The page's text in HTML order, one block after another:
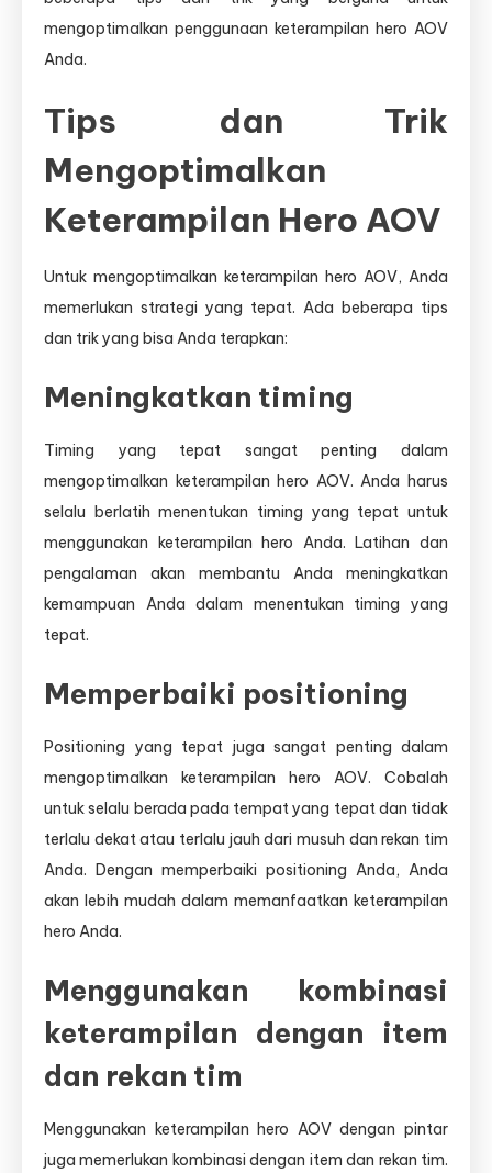
mengoptimalkan penggunaan keterampilan hero AOV
Anda.
Tips dan Trik
Mengoptimalkan
Keterampilan Hero AOV
Untuk mengoptimalkan keterampilan hero AOV, Anda
memerlukan strategi yang tepat. Ada beberapa tips
dan trik yang bisa Anda terapkan:
Meningkatkan timing
Timing yang tepat sangat penting dalam
mengoptimalkan keterampilan hero AOV. Anda harus
selalu berlatih menentukan timing yang tepat untuk
menggunakan keterampilan hero Anda. Latihan dan
pengalaman akan membantu Anda meningkatkan
kemampuan Anda dalam menentukan timing yang
tepat.
Memperbaiki positioning
Positioning yang tepat juga sangat penting dalam
mengoptimalkan keterampilan hero AOV. Cobalah
untuk selalu berada pada tempat yang tepat dan tidak
terlalu dekat atau terlalu jauh dari musuh dan rekan tim
Anda. Dengan memperbaiki positioning Anda, Anda
akan lebih mudah dalam memanfaatkan keterampilan
hero Anda.
Menggunakan kombinasi
keterampilan dengan item
dan rekan tim
Menggunakan keterampilan hero AOV dengan pintar
juga memerlukan kombinasi dengan item dan rekan tim.